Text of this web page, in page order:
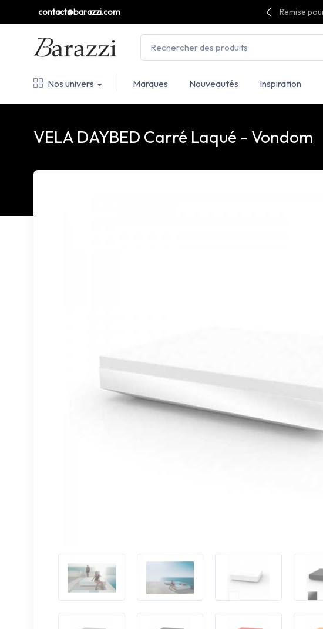
contact@barazzi.com Remise
Nos univers Marques Nouveautés Inspiration
VELA DAYBED Carré Laqué - Vondom